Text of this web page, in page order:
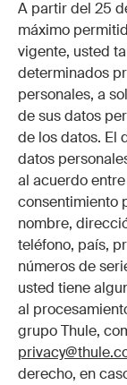
A partir del 25
máximo
vigente, usted
determinados
personales, a
de sus datos
de los datos. El
datos
al acuerdo
consentimiento
nombre,
teléfono, país,
números de
usted tiene
al
grupo Thule,
derecho, en